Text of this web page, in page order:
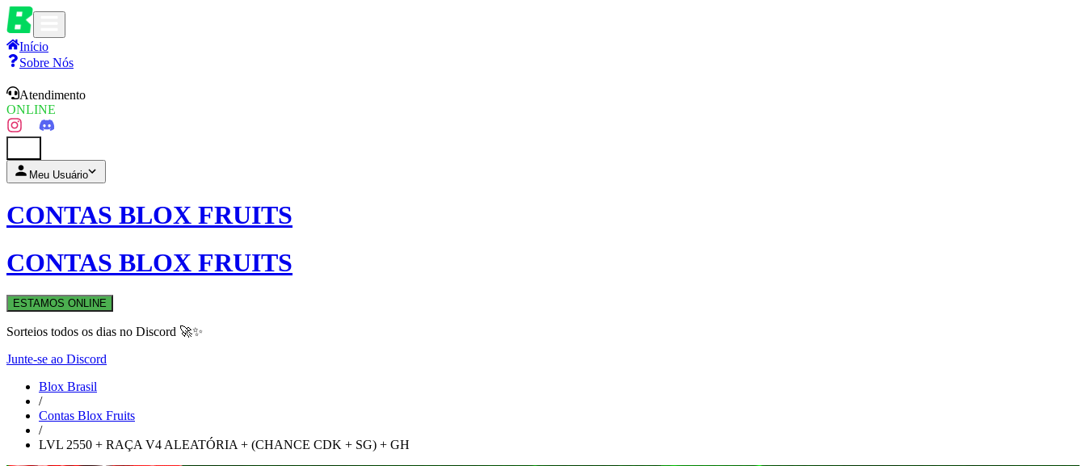
Início
Sobre Nós
Atendimento
ONLINE
Meu Usuário
CONTAS BLOX FRUITS
CONTAS BLOX FRUITS
ESTAMOS ONLINE
Sorteios todos os dias no Discord 🚀✨
Junte-se ao Discord
Blox Brasil
/
Contas Blox Fruits
/
LVL 2550 + RAÇA V4 ALEATÓRIA + (CHANCE CDK + SG) + GH